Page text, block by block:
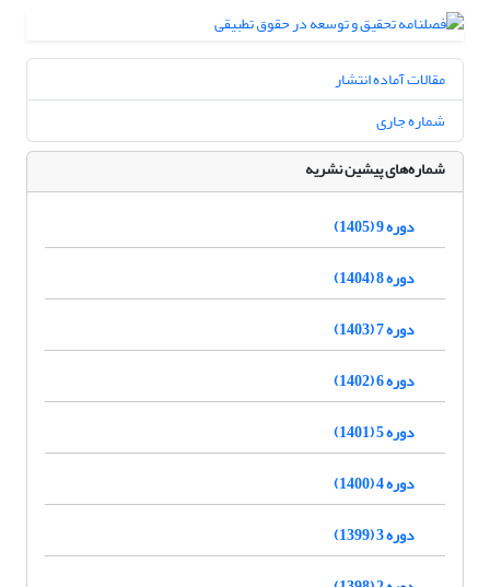
مقالات آماده انتشار
شماره جاری
شماره‌های پیشین نشریه
دوره 9 (1405)
دوره 8 (1404)
دوره 7 (1403)
دوره 6 (1402)
دوره 5 (1401)
دوره 4 (1400)
دوره 3 (1399)